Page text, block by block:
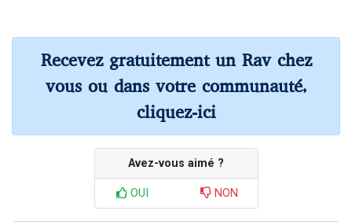
Recevez gratuitement un Rav chez
vous ou dans votre communauté,
cliquez-ici
Avez-vous aimé ?
OUI NON